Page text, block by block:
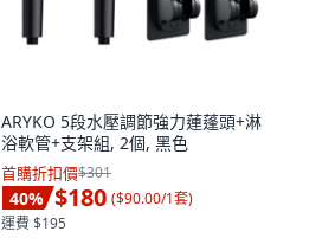
ARYKO 5段水壓調節強力蓮蓬頭+淋
浴軟管+支架組, 2個, 黑色
首購折扣價$301
40% $180 ($90.00/1套)
運費 $195